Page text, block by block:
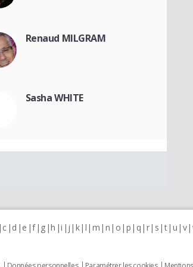
Renaud MILGRAM
Sasha WHITE
c d e f g h i j k l m n o p q r s t u v